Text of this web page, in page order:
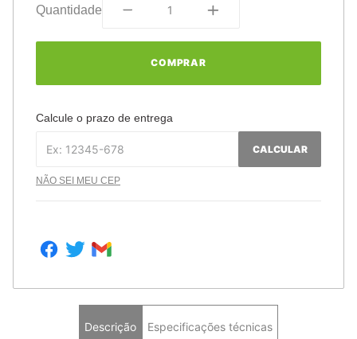
Quantidade
COMPRAR
Calcule o prazo de entrega
CALCULAR
NÃO SEI MEU CEP
Descrição Especificações técnicas